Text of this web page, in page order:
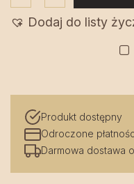
Proszek
Dary
Natury
Dodaj do listy
Produkt dostępny
Odroczone
Darmowa dostawa